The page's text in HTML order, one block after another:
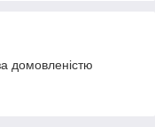
домовленістю